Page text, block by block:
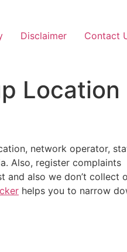
Disclaimer Contact
Location
network operator,
Also, register complaints
and also we don’t collect
helps you to narrow